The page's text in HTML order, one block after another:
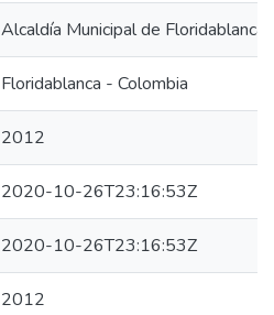
Alcaldía Municipal de Floridablanca
Floridablanca - Colombia
2012
2020-10-26T23:16:53Z
2020-10-26T23:16:53Z
2012